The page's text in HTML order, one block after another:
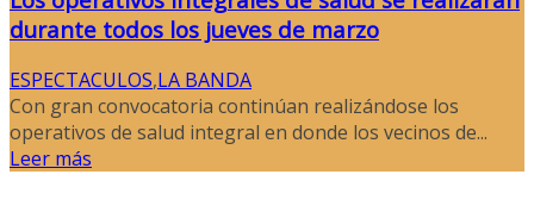
durante todos los jueves de marzo
ESPECTACULOS,LA BANDA
Con gran convocatoria continúan realizándose los
operativos de salud integral en donde los vecinos de...
Leer más